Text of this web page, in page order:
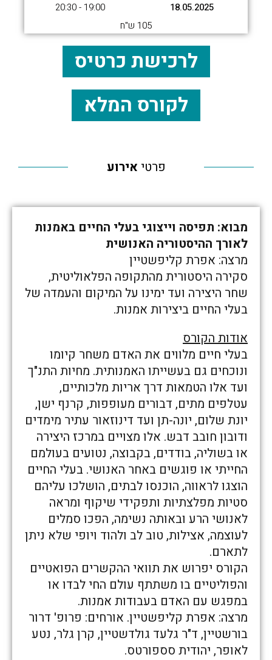
18.05.2025
19:00 - 20:30
105 ש"ח
לרכישת כרטיס
לקורס המלא
פרטי אירוע
מבוא: תפיסה וייצוגי בעלי החיים באמנות
לאורך ההיסטוריה האנושית
מרצה: אפרת קליפשטיין
סקירה היסטורית מהתקופה הפלאוליטית,
שחר היצירה ועד ימינו על המיקום והעמדה של
בעלי החיים ביצירות אמנות.
אודות הקורס
בעלי חיים מלווים את האדם משחר קיומו
ונוכחים גם בעשייתו האמנותית. מחיות התנ"ך
ועד אלו הטמאות דרך אריות מלכותיים,
עטלפים מתים, דבורים מעופפות, קרנף ישן,
יונת שלום, יונה-תן ועד דינוזאור עתיר מימדים
ודובון חובב דבש. אלו מצויים במרכז היצירה
או בשוליה, בודדים, בקבוצה, נטועים בעולמם
החייתי או פוגשים באחר האנושי. בעלי החיים
הוצגו לראווה, הוכנסו לבתים, הושלכו עליהם
סטיות מפלצתיות ותפקידי שיקוף ומראה
לאנושי הרע ובאותה נשימה, הפכו סמלים
לעוצמה, אצילות, טוב לב ולהוד ויופי שלא ניתן
לתארם.
הקורס יפרוש את תוואי ההקשרים הפואטיים
והפוליטיים בו משתתף עולם החי לבדו או
במפגש עם האדם בעבודות אמנות.
מרצה: אפרת קליפשטיין. אורחים: פרופ' דרור
בורשטיין, ד"ר גלעד גולדשטיין, קרן גלר, נטע
לאופר, יהודית סספורטס.